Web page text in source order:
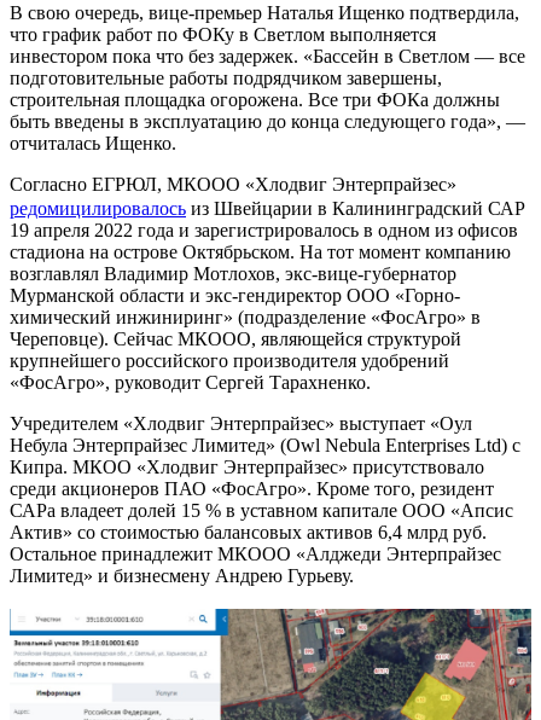
В свою очередь, вице-премьер Наталья Ищенко подтвердила,
что график работ по ФОКу в Светлом выполняется
инвестором пока что без задержек. «Бассейн в Светлом — все
подготовительные работы подрядчиком завершены,
строительная площадка огорожена. Все три ФОКа должны
быть введены в эксплуатацию до конца следующего года», —
отчиталась Ищенко.
Согласно ЕГРЮЛ, МКООО «Хлодвиг Энтерпрайзес»
редомицилировалось из Швейцарии в Калининградский САР
19 апреля 2022 года и зарегистрировалось в одном из офисов
стадиона на острове Октябрьском. На тот момент компанию
возглавлял Владимир Мотлохов, экс-вице-губернатор
Мурманской области и экс-гендиректор ООО «Горно-
химический инжиниринг» (подразделение «ФосАгро» в
Череповце). Сейчас МКООО, являющейся структурой
крупнейшего российского производителя удобрений
«ФосАгро», руководит Сергей Тарахненко.
Учредителем «Хлодвиг Энтерпрайзес» выступает «Оул
Небула Энтерпрайзес Лимитед» (Owl Nebula Enterprises Ltd) с
Кипра. МКОО «Хлодвиг Энтерпрайзес» присутствовало
среди акционеров ПАО «ФосАгро». Кроме того, резидент
САРа владеет долей 15 % в уставном капитале ООО «Апсис
Актив» со стоимостью балансовых активов 6,4 млрд руб.
Остальное принадлежит МКООО «Алджеди Энтерпрайзес
Лимитед» и бизнесмену Андрею Гурьеву.